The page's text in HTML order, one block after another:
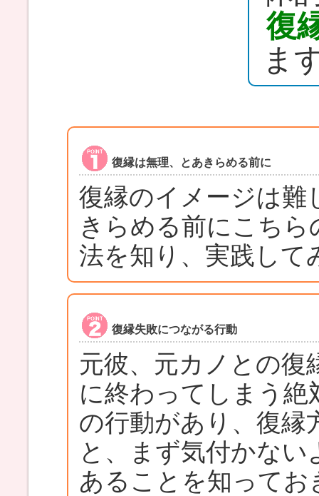
復
ま
復縁は無理、とあきらめる前に
復縁のイメージは難
きらめる前にこち
法を知り、実践して
復縁失敗につながる行動
元彼、元カノとの復
に終わってしまう
の行動があり、復縁
と、まず気付かな
あることを知ってお